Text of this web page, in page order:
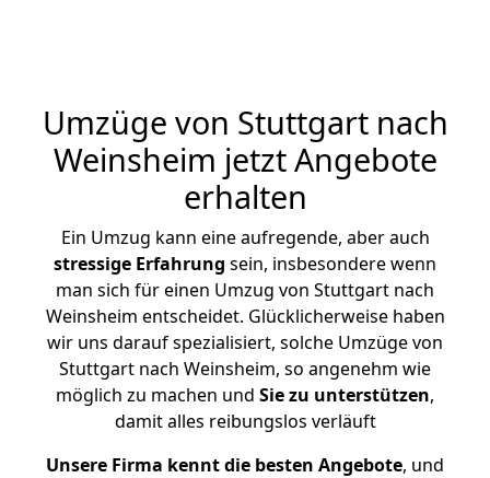
Umzüge von Stuttgart nach
Weinsheim jetzt Angebote
erhalten
Ein Umzug kann eine aufregende, aber auch
stressige Erfahrung sein, insbesondere wenn
man sich für einen Umzug von Stuttgart nach
Weinsheim entscheidet. Glücklicherweise haben
wir uns darauf spezialisiert, solche Umzüge von
Stuttgart nach Weinsheim, so angenehm wie
möglich zu machen und Sie zu unterstützen,
damit alles reibungslos verläuft
Unsere Firma kennt die besten Angebote, und